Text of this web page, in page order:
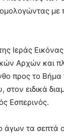
με
Ιεράς
Αρχών και
προς το Βήμα
στον ειδικά
Εσπερινός.
άγων τα σεπτά